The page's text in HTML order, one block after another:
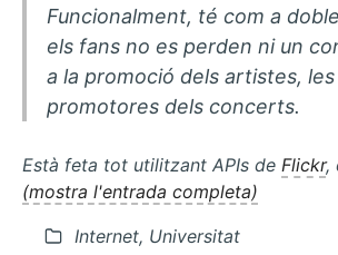
Funcionalment, té com a
els fans no es perden ni un
a la promoció dels artistes, les
promotores dels concerts.
Està feta tot utilitzant APIs de Flickr,
(mostra l'entrada completa)
Internet, Universitat